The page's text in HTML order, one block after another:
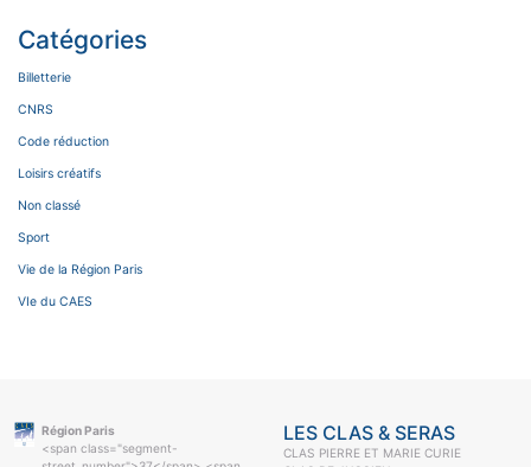
Catégories
Billetterie
CNRS
Code réduction
Loisirs créatifs
Non classé
Sport
Vie de la Région Paris
VIe du CAES
Région Paris
<span class="segment-
LES CLAS & SERAS
CLAS PIERRE ET MARIE CURIE